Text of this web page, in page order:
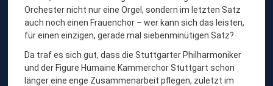
Orchester nicht nur eine Orgel, sondern im letzten Satz
auch noch einen Frauenchor – wer kann sich das leisten,
für einen einzigen, gerade mal siebenminütigen Satz?
Da traf es sich gut, dass die Stuttgarter Philharmoniker
und der Figure Humaine Kammerchor Stuttgart schon
länger eine enge Zusammenarbeit pflegen, zuletzt im